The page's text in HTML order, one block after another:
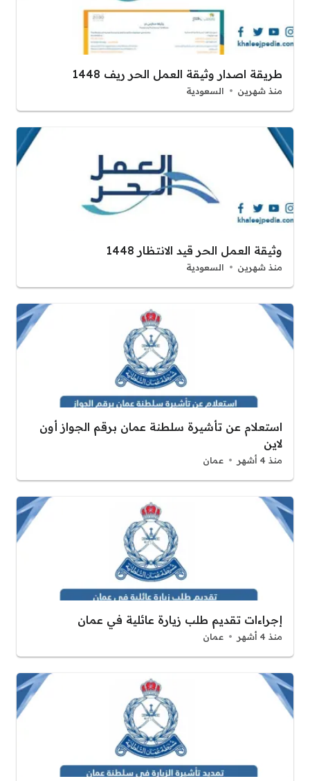
طريقة اصدار وثيقة العمل الحر ريف 1448
منذ شهرين السعودية
وثيقة العمل الحر قيد الانتظار 1448
منذ شهرين السعودية
استعلام عن تأشيرة سلطنة عمان برقم الجواز أون
لاين
منذ 4 أشهر عمان
إجراءات تقديم طلب زيارة عائلية في عمان
منذ 4 أشهر عمان